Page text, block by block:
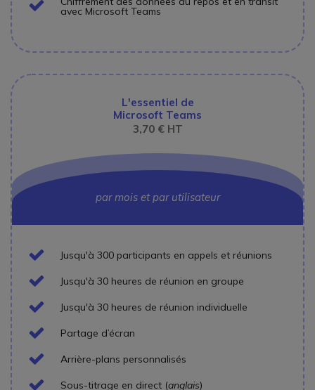
Icon
avec Microsoft Teams
L'essentiel de
Microsoft Teams
3,70 € HT
par mois et par utilisateur
Icon
Jusqu'à 300 participants en appels et réunions
Icon
Jusqu'à 30 heures de réunion en groupe
Icon
Jusqu'à 30 heures de réunion individuelle
Icon
Partage d’écran
Icon
Arrière-plans personnalisés
Icon
Sous-titrage en direct (anglais)